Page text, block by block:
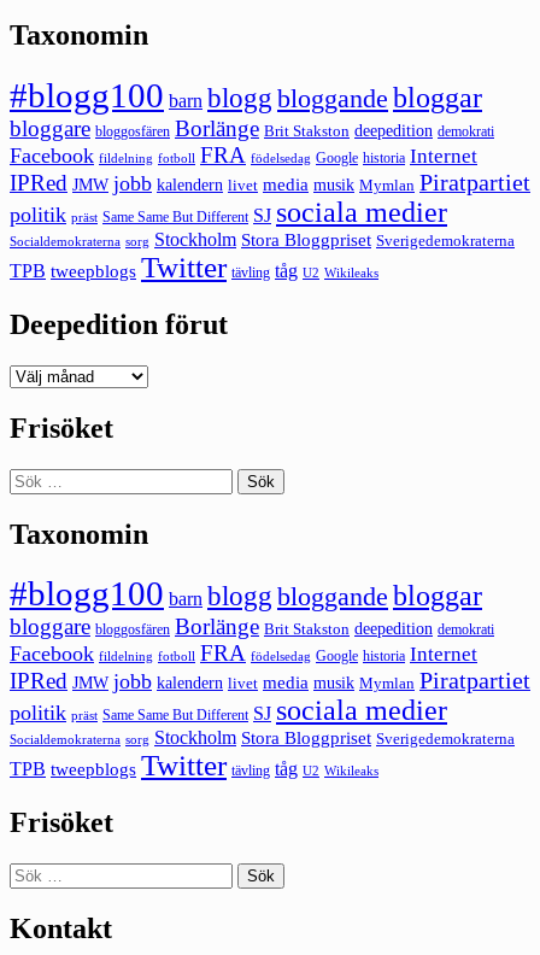
Taxonomin
#blogg100 barn blogg bloggande bloggar
bloggare bloggosfären Borlänge Brit Stakston deepedition demokrati
Facebook fildelning fotboll FRA födelsedag Google historia Internet
IPRed JMW jobb kalendern livet media musik Mymlan Piratpartiet
politik präst Same Same But Different SJ sociala medier
Socialdemokraterna sorg Stockholm Stora Bloggpriset Sverigedemokraterna
TPB tweepblogs Twitter tävling tåg U2 Wikileaks
Deepedition förut
Deepedition
Frisöket
Sök
efter:
Taxonomin
#blogg100 barn blogg bloggande bloggar
bloggare bloggosfären Borlänge Brit Stakston deepedition demokrati
Facebook fildelning fotboll FRA födelsedag Google historia Internet
IPRed JMW jobb kalendern livet media musik Mymlan Piratpartiet
politik präst Same Same But Different SJ sociala medier
Socialdemokraterna sorg Stockholm Stora Bloggpriset Sverigedemokraterna
TPB tweepblogs Twitter tävling tåg U2 Wikileaks
Frisöket
Sök
efter:
Kontakt